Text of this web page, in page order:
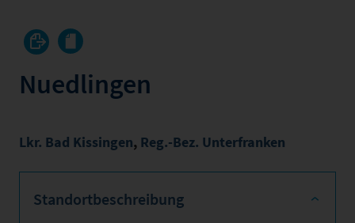
Nuedlingen
Lkr. Bad Kissingen, Reg.-Bez. Unterfranken
Standortbeschreibung